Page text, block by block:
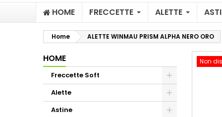
HOME FRECCETTE ALETTE
Home ALETTE WINMAU PRISM ALPHA NERO ORO
HOME
Freccette Soft
Alette
Astine
Non